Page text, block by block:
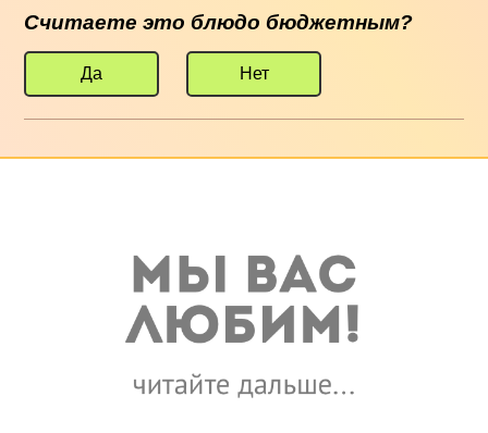
Считаете это блюдо бюджетным?
Да Нет